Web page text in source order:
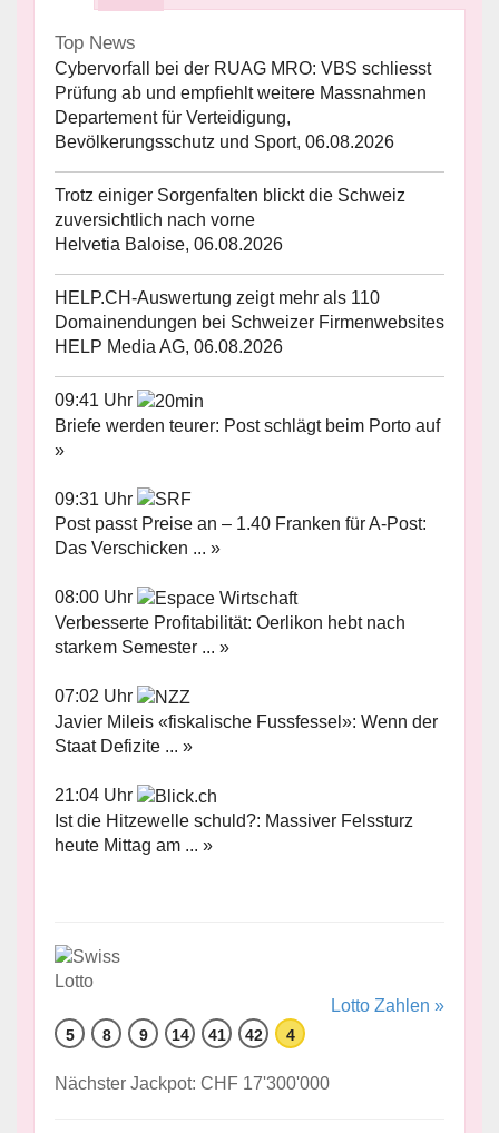
Top News
Cybervorfall bei der RUAG MRO: VBS schliesst
Prüfung ab und empfiehlt weitere Massnahmen
Departement für Verteidigung,
Bevölkerungsschutz und Sport, 06.08.2026
Trotz einiger Sorgenfalten blickt die Schweiz
zuversichtlich nach vorne
Helvetia Baloise, 06.08.2026
HELP.CH-Auswertung zeigt mehr als 110
Domainendungen bei Schweizer Firmenwebsites
HELP Media AG, 06.08.2026
09:41 Uhr
Briefe werden teurer: Post schlägt beim Porto auf
»
09:31 Uhr
Post passt Preise an – 1.40 Franken für A-Post:
Das Verschicken ... »
08:00 Uhr
Verbesserte Profitabilität: Oerlikon hebt nach
starkem Semester ... »
07:02 Uhr
Javier Mileis «fiskalische Fussfessel»: Wenn der
Staat Defizite ... »
21:04 Uhr
Ist die Hitzewelle schuld?: Massiver Felssturz
heute Mittag am ... »
Lotto Zahlen »
5 8 9 14 41 42 4
Nächster Jackpot: CHF 17'300'000